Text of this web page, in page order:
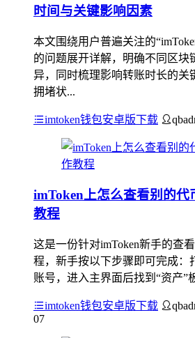
时间与关键影响因素
本文围绕用户普遍关注的
的问题展开详解，明确不同区块
异，同时梳理影响转账时长的关
拥堵状...
imtoken钱包安卓版下载
imToken上怎么查看别的代
教程
这是一份针对imToken新手的查
程，新手按以下步骤即可完成：
账号，进入主界面后找到“资产”
imtoken钱包安卓版下载
07